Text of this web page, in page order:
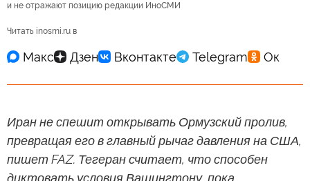
и не отражают позицию редакции ИноСМИ
Читать inosmi.ru в
Иран не спешит открывать Ормузский пролив,
превращая его в главный рычаг давления на США,
пишет FAZ. Тегеран считает, что способен
диктовать условия Вашингтону, пока